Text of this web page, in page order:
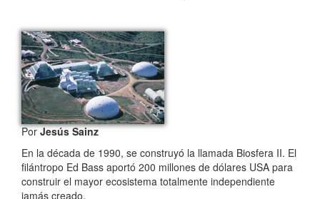
PorJesús Sainz
En la década de 1990, se construyó la llamada Biosfera II. El
filántropo Ed Bass aportó 200 millones de dólares USA para
construir el mayor ecosistema totalmente independiente
jamás creado.